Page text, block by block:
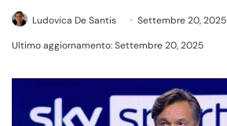
Ludovica De Santis
Settembre 20, 2025
Ultimo aggiornamento: Settembre 20, 2025